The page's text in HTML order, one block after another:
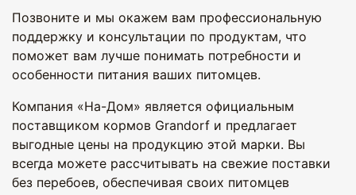
Позвоните и мы окажем вам профессиональную
поддержку и консультации по продуктам, что
поможет вам лучше понимать потребности и
особенности питания ваших питомцев.
Компания «На-Дом» является официальным
поставщиком кормов Grandorf и предлагает
выгодные цены на продукцию этой марки. Вы
всегда можете рассчитывать на свежие поставки
без перебоев, обеспечивая своих питомцев